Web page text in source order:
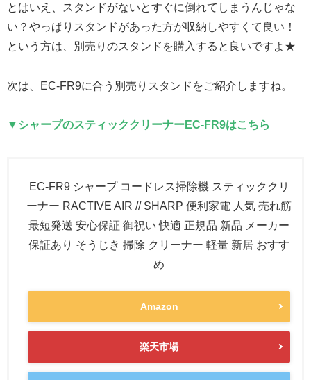
とはいえ、スタンドがないとすぐに倒れてしまうんじゃな
い？やっぱりスタンドがあった方が収納しやすくて良い！
という方は、別売りのスタンドを購入すると良いですよ★
次は、EC-FR9に合う別売りスタンドをご紹介しますね。
▼シャープのスティッククリーナーEC-FR9はこちら
EC-FR9 シャープ コードレス掃除機 スティッククリ
ーナー RACTIVE AIR // SHARP 便利家電 人気 売れ筋
最短発送 安心保証 御祝い 快適 正規品 新品 メーカー
保証あり そうじき 掃除 クリーナー 軽量 新居 おすす
め
Amazon
楽天市場